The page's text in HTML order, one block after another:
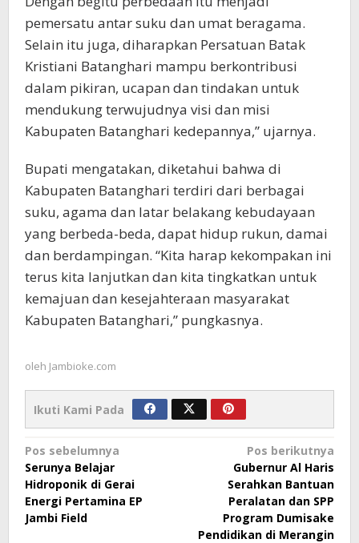
pemersatu antar suku dan umat beragama.
Selain itu juga, diharapkan Persatuan Batak
Kristiani Batanghari mampu berkontribusi
dalam pikiran, ucapan dan tindakan untuk
mendukung terwujudnya visi dan misi
Kabupaten Batanghari kedepannya,” ujarnya.
Bupati mengatakan, diketahui bahwa di
Kabupaten Batanghari terdiri dari berbagai
suku, agama dan latar belakang kebudayaan
yang berbeda-beda, dapat hidup rukun, damai
dan berdampingan. “Kita harap kekompakan ini
terus kita lanjutkan dan kita tingkatkan untuk
kemajuan dan kesejahteraan masyarakat
Kabupaten Batanghari,” pungkasnya.
oleh Jambioke.com
Ikuti Kami Pada
Navigasi
pos
Pos sebelumnya
Serunya Belajar
Hidroponik di Gerai
Energi Pertamina EP
Jambi Field
Pos berikutnya
Gubernur Al Haris
Serahkan Bantuan
Peralatan dan SPP
Program Dumisake
Pendidikan di Merangin